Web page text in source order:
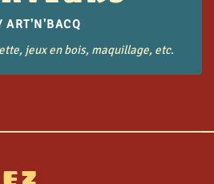
ART'N'BACQ
jeux en bois, maquillage, etc.